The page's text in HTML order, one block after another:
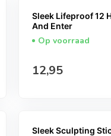
Sleek Lifeproof 12
And Enter
Op voorraad
Normale prijs
12,95
Sleek Sculpting